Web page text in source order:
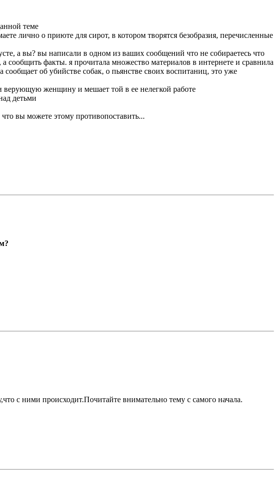
теме
лично о приюте для сирот, в котором творятся безобразия, перечисленные
а вы? вы написали в одном из ваших сообщений что не собираетесь что
сообщить факты. я прочитала множество материалов в интернете и сравнила
об убийстве собак, о пьянстве своих воспитаниц, это уже
верующую женщину и мешает той в ее нелегкой работе
детьми
вы можете этому противопоставить...
с ними происходит.Почитайте внимательно тему с самого начала.